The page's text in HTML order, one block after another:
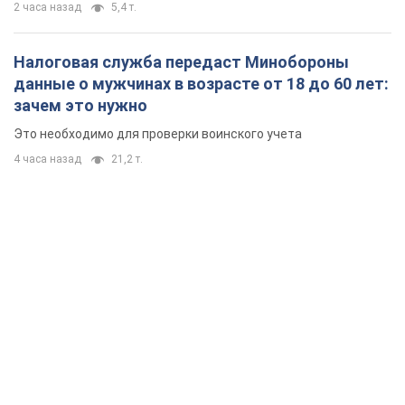
2 часа назад 5,4 т.
Налоговая служба передаст Минобороны
данные о мужчинах в возрасте от 18 до 60 лет:
зачем это нужно
Это необходимо для проверки воинского учета
4 часа назад 21,2 т.